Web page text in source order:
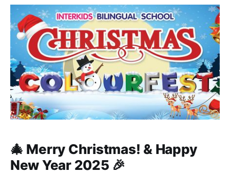
🎄 Merry Christmas! & Happy
New Year 2025 🎉